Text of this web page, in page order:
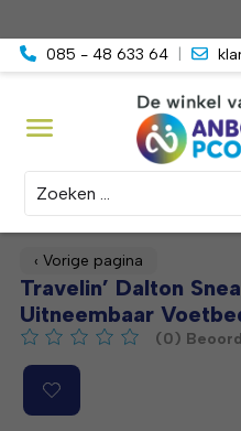
085 - 48 633 64
Zoeken
‹ Vorige pagina
Travelin’ Dalton
Uitneembaar
De beoordeling van dit
(0)
Product image slideshow